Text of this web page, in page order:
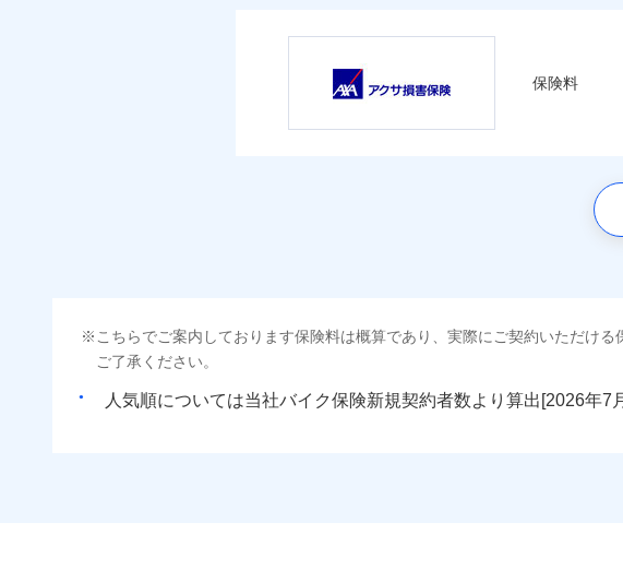
保険料
こちらでご案内しております保険料は概算であり、実際にご契約いただけ
ご了承ください。
人気順については当社 新規契約者数より算出[ 年